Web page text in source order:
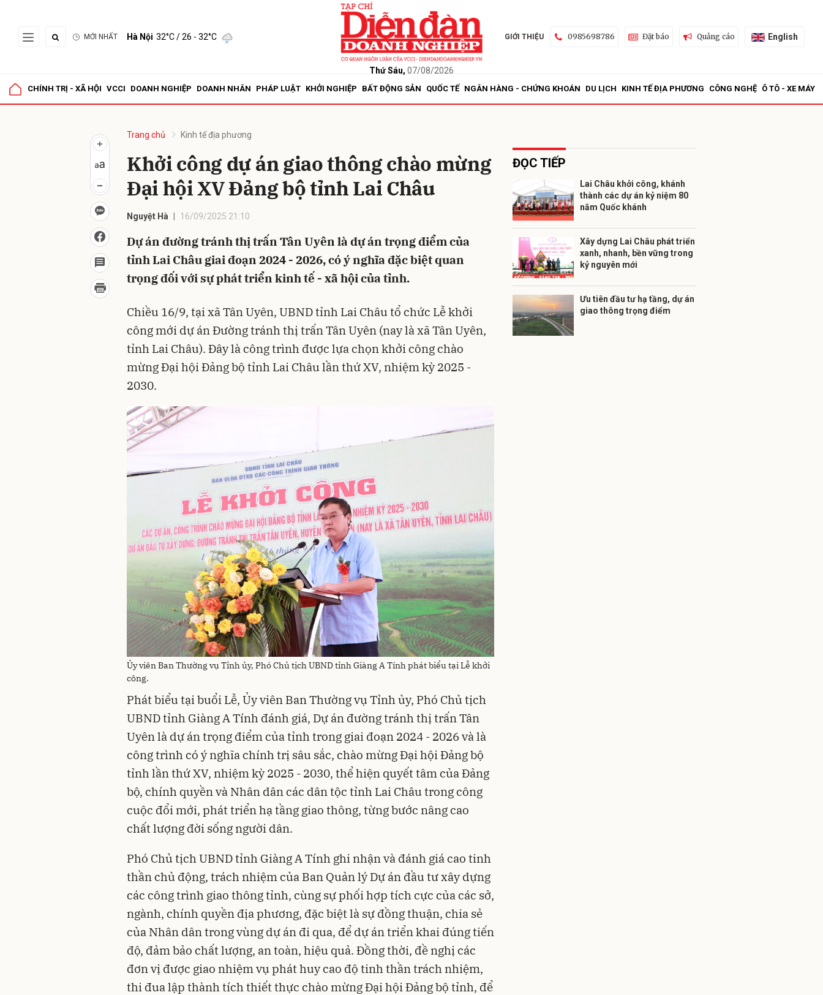
MỚI NHẤT Hà Nội 32°C/ 26 - 32°C
Thứ Sáu, 07/08/2026
GIỚI THIỆU 0985698786 Đặt báo Quảng cáo English
CHÍNH TRỊ - XÃ HỘI VCCI DOANH NGHIỆP DOANH NHÂN PHÁP LUẬT KHỞI NGHIỆP BẤT ĐỘNG SẢN QUỐC TẾ NGÂN HÀNG - CHỨNG KHOÁN DU LỊCH KINH TẾ ĐỊA PHƯƠNG CÔNG NGHỆ Ô TÔ - XE MÁY
Trang chủ Kinh tế địa phương
Khởi công dự án giao thông chào mừng
Đại hội XV Đảng bộ tỉnh Lai Châu
Nguyệt Hà 16/09/2025 21:10
Dự án đường tránh thị trấn Tân Uyên là dự án trọng điểm của
tỉnh Lai Châu giai đoạn 2024 - 2026, có ý nghĩa đặc biệt quan
trọng đối với sự phát triển kinh tế - xã hội của tỉnh.
Chiều 16/9, tại xã Tân Uyên, UBND tỉnh Lai Châu tổ chức Lễ khởi
công mới dự án Đường tránh thị trấn Tân Uyên (nay là xã Tân Uyên,
tỉnh Lai Châu). Đây là công trình được lựa chọn khởi công chào
mừng Đại hội Đảng bộ tỉnh Lai Châu lần thứ XV, nhiệm kỳ 2025 -
2030.
Ủy viên Ban Thường vụ Tỉnh ủy, Phó Chủ tịch UBND tỉnh Giàng A Tính phát biểu tại Lễ khởi
công.
Phát biểu tại buổi Lễ, Ủy viên Ban Thường vụ Tỉnh ủy, Phó Chủ tịch
UBND tỉnh Giàng A Tính đánh giá, Dự án đường tránh thị trấn Tân
Uyên là dự án trọng điểm của tỉnh trong giai đoạn 2024 - 2026 và là
công trình có ý nghĩa chính trị sâu sắc, chào mừng Đại hội Đảng bộ
tỉnh lần thứ XV, nhiệm kỳ 2025 - 2030, thể hiện quyết tâm của Đảng
bộ, chính quyền và Nhân dân các dân tộc tỉnh Lai Châu trong công
cuộc đổi mới, phát triển hạ tầng giao thông, từng bước nâng cao
chất lượng đời sống người dân.
Phó Chủ tịch UBND tỉnh Giàng A Tính ghi nhận và đánh giá cao tinh
thần chủ động, trách nhiệm của Ban Quản lý Dự án đầu tư xây dựng
các công trình giao thông tỉnh, cùng sự phối hợp tích cực của các sở,
ngành, chính quyền địa phương, đặc biệt là sự đồng thuận, chia sẻ
của Nhân dân trong vùng dự án đi qua, để dự án triển khai đúng tiến
độ, đảm bảo chất lượng, an toàn, hiệu quả. Đồng thời, đề nghị các
đơn vị được giao nhiệm vụ phát huy cao độ tinh thần trách nhiệm,
thi đua lập thành tích thiết thực chào mừng Đại hội Đảng bộ tỉnh, để
ĐỌC TIẾP
Lai Châu khởi công, khánh
thành các dự án kỷ niệm 80
năm Quốc khánh
Xây dựng Lai Châu phát triển
xanh, nhanh, bền vững trong
kỷ nguyên mới
Ưu tiên đầu tư hạ tầng, dự án
giao thông trọng điểm
Gửi